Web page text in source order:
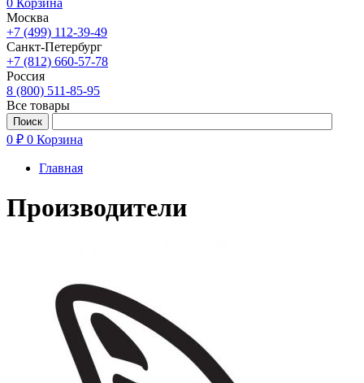
0 Корзина
Москва
+7 (499) 112-39-49
Санкт-Петербург
+7 (812) 660-57-78
Россия
8 (800) 511-85-95
Все товары
0 ₽ 0 Корзина
Главная
Производители